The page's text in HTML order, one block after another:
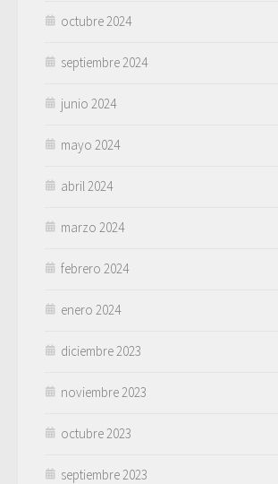
octubre 2024
septiembre 2024
junio 2024
mayo 2024
abril 2024
marzo 2024
febrero 2024
enero 2024
diciembre 2023
noviembre 2023
octubre 2023
septiembre 2023